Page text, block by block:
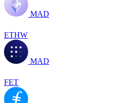
MAD
ETHW
MAD
FET